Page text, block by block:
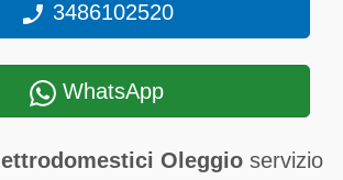
3486102520
WhatsApp
Oleggioservizio